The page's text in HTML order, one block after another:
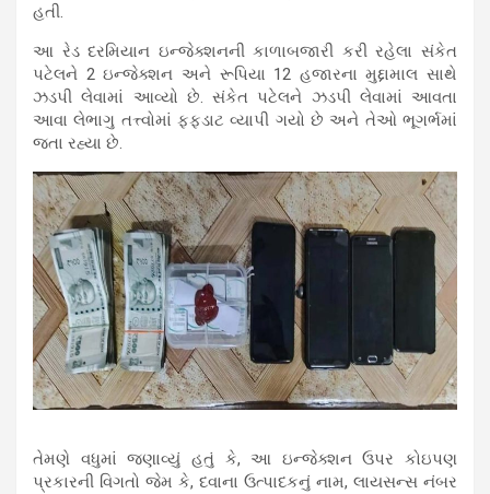
હતી.
આ રેડ દરમિયાન ઇન્જેક્શનની કાળાબજારી કરી રહેલા સંકેત
પટેલને 2 ઇન્જેક્શન અને રૂપિયા 12 હજારના મુદ્દામાલ સાથે
ઝડપી લેવામાં આવ્યો છે. સંકેત પટેલને ઝડપી લેવામાં આવતા
આવા લેભાગુ તત્ત્વોમાં ફફડાટ વ્યાપી ગયો છે અને તેઓ ભૂગર્ભમાં
જતા રહ્યા છે.
તેમણે વધુમાં જણાવ્યું હતું કે, આ ઇન્જેક્શન ઉપર કોઇપણ
પ્રકારની વિગતો જેમ કે, દવાના ઉત્પાદકનું નામ, લાયસન્સ નંબર